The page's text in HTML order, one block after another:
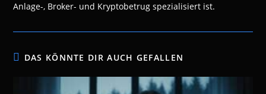
Anlage-, Broker- und Kryptobetrug spezialisiert ist.
DAS KÖNNTE DIR AUCH GEFALLEN